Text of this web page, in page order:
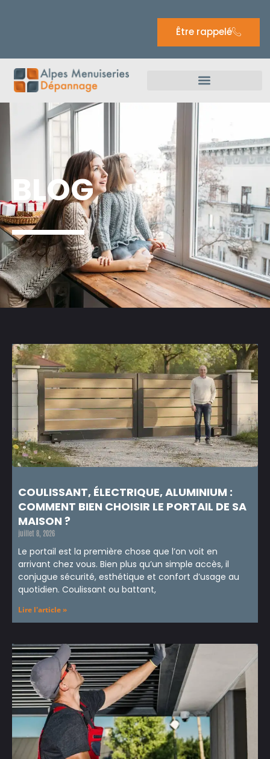
Être rappelé
BLOG
COULISSANT, ÉLECTRIQUE, ALUMINIUM :
COMMENT BIEN CHOISIR LE PORTAIL DE SA
MAISON ?
juillet 8, 2026
Le portail est la première chose que l’on voit en
arrivant chez vous. Bien plus qu’un simple accès, il
conjugue sécurité, esthétique et confort d’usage au
quotidien. Coulissant ou battant,
Lire l'article »